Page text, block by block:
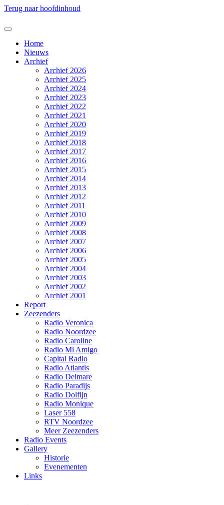
Terug naar hoofdinhoud
Home
Nieuws
Archief
Archief 2026
Archief 2025
Archief 2024
Archief 2023
Archief 2022
Archief 2021
Archief 2020
Archief 2019
Archief 2018
Archief 2017
Archief 2016
Archief 2015
Archief 2014
Archief 2013
Archief 2012
Archief 2011
Archief 2010
Archief 2009
Archief 2008
Archief 2007
Archief 2006
Archief 2005
Archief 2004
Archief 2003
Archief 2002
Archief 2001
Report
Zeezenders
Radio Veronica
Radio Noordzee
Radio Caroline
Radio Mi Amigo
Capital Radio
Radio Atlantis
Radio Delmare
Radio Paradijs
Radio Dolfijn
Radio Monique
Laser 558
RTV Noordzee
Meer Zeezenders
Radio Events
Gallery
Historie
Evenementen
Links